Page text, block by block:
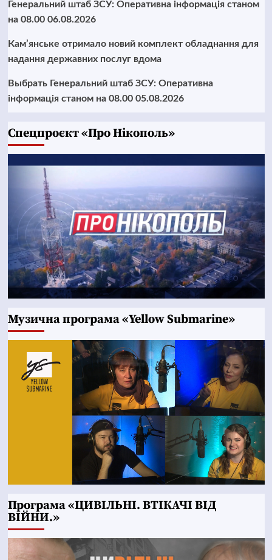
Генеральний штаб ЗСУ: Оперативна інформація станом
на 08.00 06.08.2026
Кам’янське отримало новий комплект обладнання для
надання державних послуг вдома
Выбрать Генеральний штаб ЗСУ: Оперативна
інформація станом на 08.00 05.08.2026
Cпецпроєкт «Про Нікополь»
Музична програма «Yellow Submarine»
Програма «ЦИВІЛЬНІ. ВТІКАЧІ ВІД
ВІЙНИ.»